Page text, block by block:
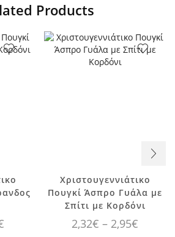
Products
Χριστουγεννιάτικο
Πουγκί Άσπρο Γυάλα με
Σπίτι με Κορδόνι
2,32€ – 2,95€
Αυτό το
προϊόν έχει
πολλαπλές
παραλλαγές.